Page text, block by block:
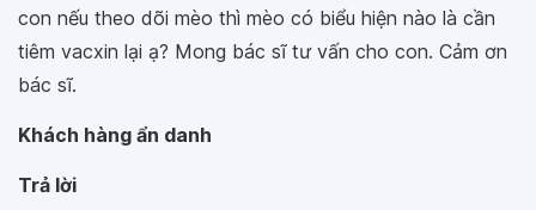
con nếu theo dõi mèo thì mèo có biểu hiện nào là cần
tiêm vacxin lại ạ? Mong bác sĩ tư vấn cho con. Cảm ơn
bác sĩ.
Khách hàng ẩn danh
Trả lời